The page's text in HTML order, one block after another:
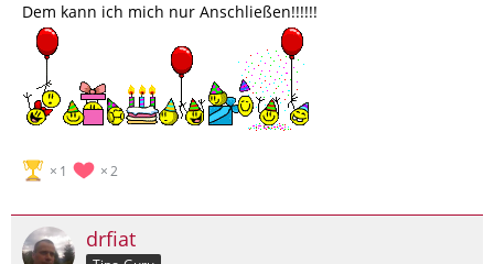
Dem kann ich mich nur Anschließen!!!!!!
1 2
drfiat